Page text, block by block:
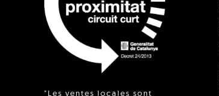
"Les ventes locales sont